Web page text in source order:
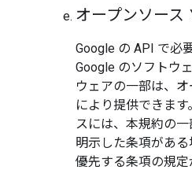
オープンソース
Google の API で必
Google のソフトウ
ウェアの一部は、
により提供できま
スには、本規約の
明示した条項がある
優先する条項の規定